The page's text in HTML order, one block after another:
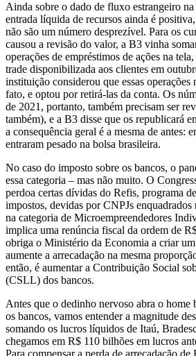
Ainda sobre o dado de fluxo estrangeiro
entrada líquida de recursos ainda é
não são um número desprezível. Para os
causou a revisão do valor, a B3 vinha
operações de empréstimos de ações na
trade disponibilizada aos clientes em
instituição considerou que essas
fato, e optou por retirá-las da conta. Os
de 2021, portanto, também precisam ser
também), e a B3 disse que os republicará
a consequência geral é a mesma de antes:
entraram pesado na bolsa brasileira.
No caso do imposto sobre os bancos, o
essa categoria – mas não muito. O
perdoa certas dívidas do Refis, programa
impostos, devidas por CNPJs
na categoria de Microempreendedores
implica uma renúncia fiscal da ordem de
obriga o Ministério da Economia a criar
aumente a arrecadação na mesma
então, é aumentar a Contribuição Social
(CSLL) dos bancos.
Antes que o dedinho nervoso abra o home
os bancos, vamos entender a magnitude
somando os lucros líquidos de Itaú,
chegamos em R$ 110 bilhões em lucros